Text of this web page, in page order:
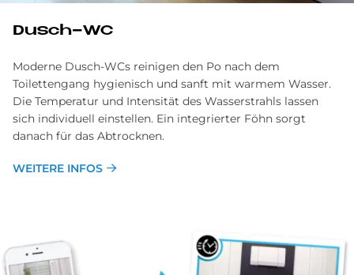
Dusch-WC
Moderne Dusch-WCs reinigen den Po nach dem
Toilettengang hygienisch und sanft mit warmem Wasser.
Die Temperatur und Intensität des Wasserstrahls lassen
sich individuell einstellen. Ein integrierter Föhn sorgt
danach für das Abtrocknen.
WEITERE INFOS